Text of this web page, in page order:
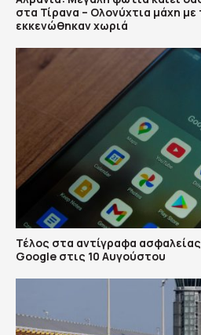
στα Τίρανα – Ολονύχτια μάχη με
εκκενώθηκαν χωριά
Τέλος στα αντίγραφα
Google στις 10 Αυγούστου